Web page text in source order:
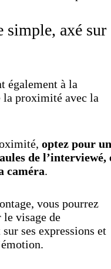
simple, axé sur
également à la
la proximité avec la
optez pour un
de l’interviewé,
caméra.
vous pourrez
le visage de
ses expressions et